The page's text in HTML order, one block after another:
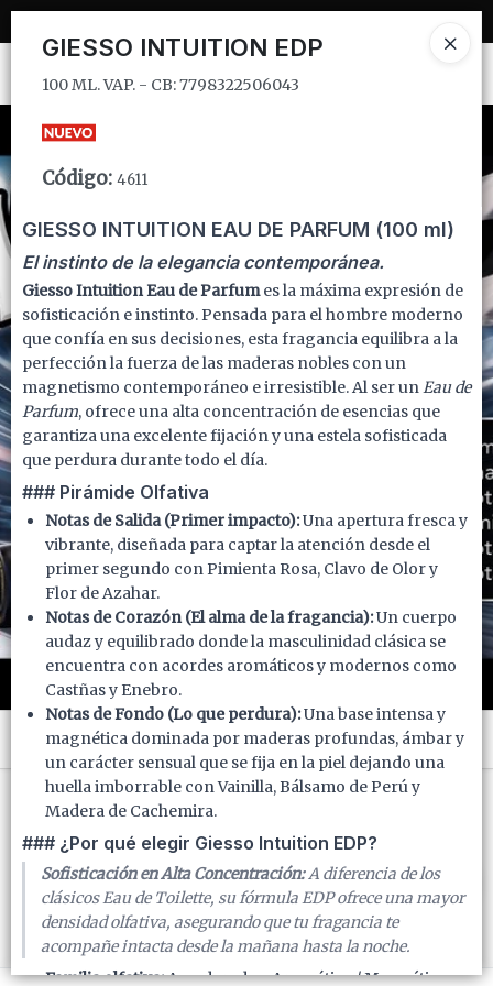
100 ML. VAP. - CB: 7798322506043
GIESSO INTUITION EDP
100 ML. VAP. - CB: 7798322506043
Código: 4611
GIESSO INTUITION EAU DE PARFUM (100 ml)
El instinto de la elegancia contemporánea.
Giesso Intuition Eau de Parfumes la máxima expresión de
sofisticación e instinto. Pensada para el hombre moderno
que confía en sus decisiones, esta fragancia equilibra a la
perfección la fuerza de las maderas nobles con un
magnetismo contemporáneo e irresistible. Al ser unEau de
Parfum, ofrece una alta concentración de esencias que
garantiza una excelente fijación y una estela sofisticada
que perdura durante todo el día.
### Pirámide Olfativa
Notas de Salida (Primer impacto):Una apertura fresca y
vibrante, diseñada para captar la atención desde el
primer segundo con Pimienta Rosa, Clavo de Olor y
Flor de Azahar.
Notas de Corazón (El alma de la fragancia):Un cuerpo
audaz y equilibrado donde la masculinidad clásica se
encuentra con acordes aromáticos y modernos como
Castñas y Enebro.
Notas de Fondo (Lo que perdura):Una base intensa y
magnética dominada por maderas profundas, ámbar y
un carácter sensual que se fija en la piel dejando una
huella imborrable con Vainilla, Bálsamo de Perú y
Madera de Cachemira.
### ¿Por qué elegir Giesso Intuition EDP?
Sofisticación en Alta Concentración:A diferencia de los
clásicos Eau de Toilette, su fórmula EDP ofrece una mayor
densidad olfativa, asegurando que tu fragancia te
acompañe intacta desde la mañana hasta la noche.
Familia olfativa:Amaderada - Aromática / Magnética.
Ingresar a la Tienda
CÓMO COMPRAR
QUIÉNES SOMOS
INSTITUCIONAL
CONTACTO
Menú
100 ML. VAP. - CB: 7798322506043
FILTROS
Lista vacía